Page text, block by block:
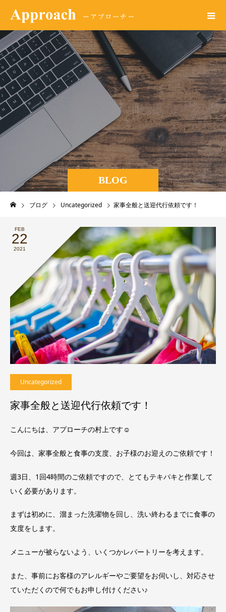
BLOG
ブログ Uncategorized 家事全般と送迎代行依頼です！
FEB
22
2021
Uncategorized
家事全般と送迎代行依頼です！
こんにちは、アプローチの村上です☺︎
今回は、家事全般と食事の支度、お子様のお迎えのご依頼です！
週3日、1回4時間のご依頼ですので、とてもテキパキと作業して
いく必要があります。
まずは初めに、溜まった洗濯物を回し、洗い終わるまでに食事の
支度をします。
メニューが被らないよう、いくつかレパートリーを考えます。
また、事前にお客様のアレルギーやご要望をお伺いし、対応させ
ていただくので何でもお申し付けください♪